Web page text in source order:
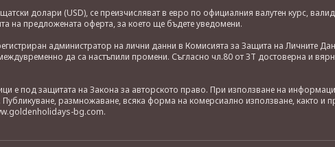
щатски долари (USD), се преизчисляват в евро по официалния валутен курс,
на предложената оферта, за което ще бъдете уведомени.
администратор на лични данни в Комисията за Защита на Личните
да са настъпили промени. Съгласно чл.80 от ЗТ достоверна и
е под защитата на Закона за авторското право. При използване на
размножаване, всяка форма на комерсиално използване, както и
bg.com.